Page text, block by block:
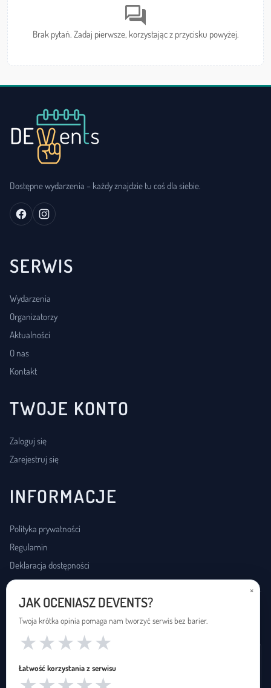
forum
Brak pytań. Zadaj pierwsze, korzystając z przycisku powyżej.
Dostępne wydarzenia – każdy znajdzie tu coś dla siebie.
SERWIS
Wydarzenia
Organizatorzy
Aktualności
O nas
Kontakt
TWOJE KONTO
Zaloguj się
Zarejestruj się
INFORMACJE
Polityka prywatności
Regulamin
Deklaracja dostępności
USŁUGI DOSTĘPNOŚCI
Zapętleni · zapetleni.pl
×
JAK OCENIASZ DEVENTS?
Twoja krótka opinia pomaga nam tworzyć serwis bez barier.
★
★
★
★
★
Łatwość korzystania z serwisu